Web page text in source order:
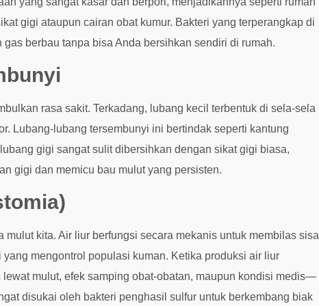
gigi ataupun cairan obat kumur. Bakteri yang terperangkap di
berbau tanpa bisa Anda bersihkan sendiri di rumah.
rasa sakit. Terkadang, lubang kecil terbentuk di sela-sela
Lubang-lubang tersembunyi ini bertindak seperti kantung
gigi sangat sulit dibersihkan dengan sikat gigi biasa,
gigi dan memicu bau mulut yang persisten.
kita. Air liur berfungsi secara mekanis untuk membilas sisa
mengontrol populasi kuman. Ketika produksi air liur
mulut, efek samping obat-obatan, maupun kondisi medis—
disukai oleh bakteri penghasil sulfur untuk berkembang biak